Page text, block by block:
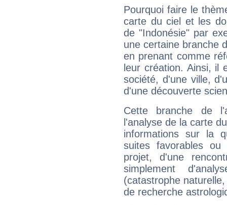
Pourquoi faire le
carte du ciel et les
de "Indonésie" par
une certaine branche
en prenant comme
leur création. Ainsi, il
société, d'une ville,
d'une découverte
Cette branche de
l'analyse de la carte
informations sur la
suites favorables
projet, d'une
simplement
(catastrophe
de recherche